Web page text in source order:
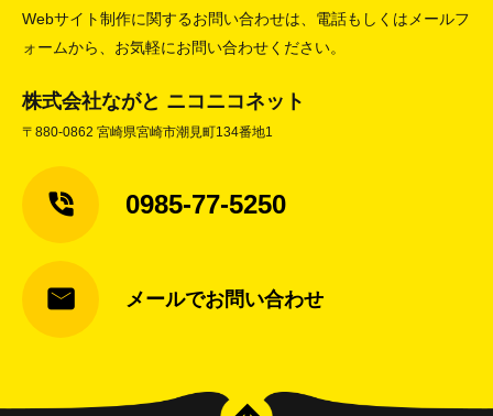
Webサイト制作に関するお問い合わせは、電話もしくはメールフ
ォームから、お気軽にお問い合わせください。
株式会社ながと ニコニコネット
〒880-0862 宮崎県宮崎市潮見町134番地1
0985-77-5250
メールでお問い合わせ